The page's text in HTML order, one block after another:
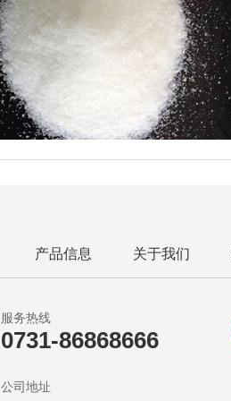
产品信息 关于我们
服务热线
0731-86868666
公司地址